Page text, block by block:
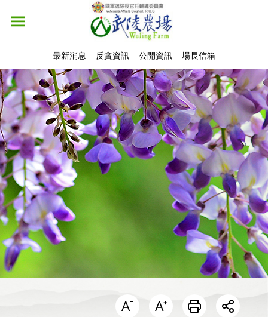
最新消息 反貪資訊 公開資訊 場長信箱
開啟